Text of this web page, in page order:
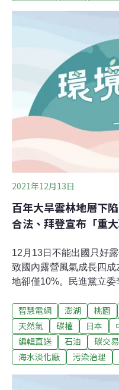
環評制度，今（7日）先
「開發行為應實施環境
包括加嚴離岸風機與最
急海淡廠及纜車等環評
施環評等規定。為減少
環署過去規定，只要任
250公尺就需環評，不過
尺還是可能對周邊居民
到距離500公尺內就需環
2021年12月13日
百年大旱雲林地層下
合法、拜登宣布「重大
12月13日不能出國只好
致國內露營風氣成長四
地卻僅10%。民進黨立
約僅10.3%，另有661處
清查的狀態。他呼籲，交
露營地。此外，有230處
生過土石坍塌意外，也要
報報導）百年大旱雲林地
智慧電網 澎湖 桃園
天然氣
碳權 日本
編輯直送
石油 碳交易
海水淡化廠
污染治理